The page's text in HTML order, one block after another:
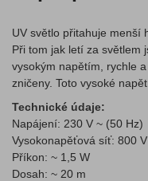
UV světlo přitahuje menší
Při tom jak letí za světlem
vysokým napětím, rychle
zničeny. Toto vysoké
Technické údaje:
Napájení: 230 V ~ (50 Hz)
Vysokonapěťová síť: 800 V
Příkon: ~ 1,5 W
Dosah: ~ 20 m